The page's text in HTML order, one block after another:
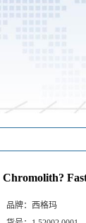
Chromolith?
品牌： 西格玛